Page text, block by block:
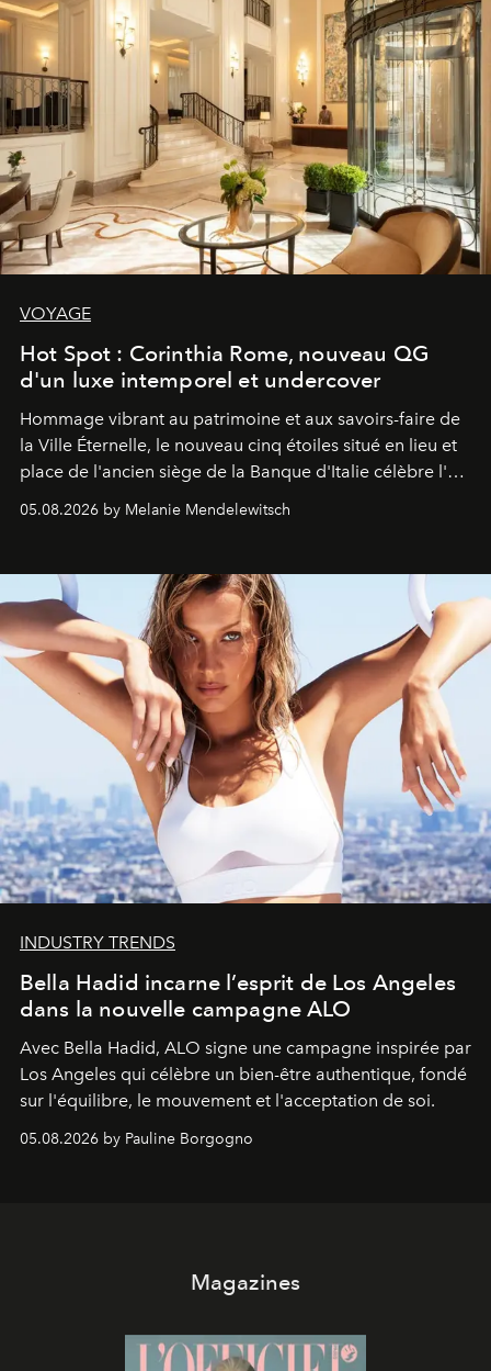
VOYAGE
Hot Spot : Corinthia Rome, nouveau QG
d'un luxe intemporel et undercover
Hommage vibrant au patrimoine et aux savoirs-faire de
la Ville Éternelle, le nouveau cinq étoiles situé en lieu et
place de l'ancien siège de la Banque d'Italie célèbre l'art
de vivre Romain dans toute son élégance intemporelle.
05.08.2026 by Melanie Mendelewitsch
INDUSTRY TRENDS
Bella Hadid incarne l’esprit de Los Angeles
dans la nouvelle campagne ALO
Avec Bella Hadid, ALO signe une campagne inspirée par
Los Angeles qui célèbre un bien-être authentique, fondé
sur l'équilibre, le mouvement et l'acceptation de soi.
05.08.2026 by Pauline Borgogno
Magazines